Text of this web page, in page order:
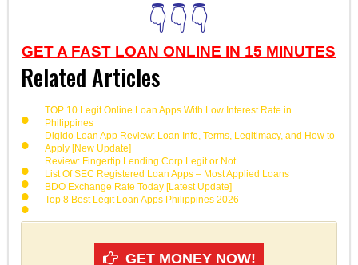
👇👇👇
GET A FAST LOAN ONLINE IN 15 MINUTES
Related Articles
TOP 10 Legit Online Loan Apps With Low Interest Rate in
Philippines
Digido Loan App Review: Loan Info, Terms, Legitimacy, and How to
Apply [New Update]
Review: Fingertip Lending Corp Legit or Not
List Of SEC Registered Loan Apps – Most Applied Loans
BDO Exchange Rate Today [Latest Update]
Top 8 Best Legit Loan Apps Philippines 2026
GET MONEY NOW!